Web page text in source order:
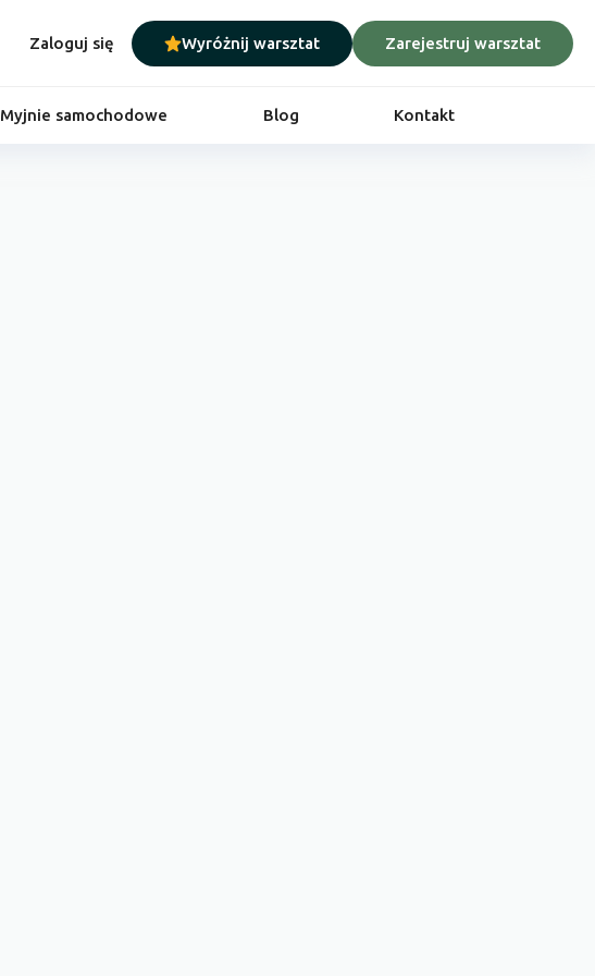
Zaloguj się Wyróżnij warsztat Zarejestruj warsztat
Myjnie samochodowe Blog Kontakt